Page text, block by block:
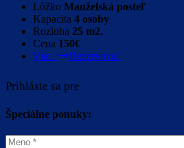
Lôžko Manželská posteľ
Kapacita 4 osoby
Rozloha 25 m2.
Cena 150€
Viac
Rezervovať
Prihláste sa pre
Špeciálne ponuky: